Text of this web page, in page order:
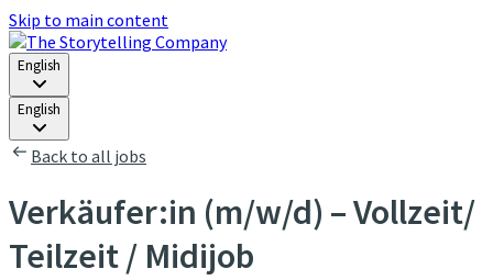
Skip to main content
English
English
Back to all jobs
Verkäufer:in (m/w/d) – Vollzeit/
Teilzeit / Midijob